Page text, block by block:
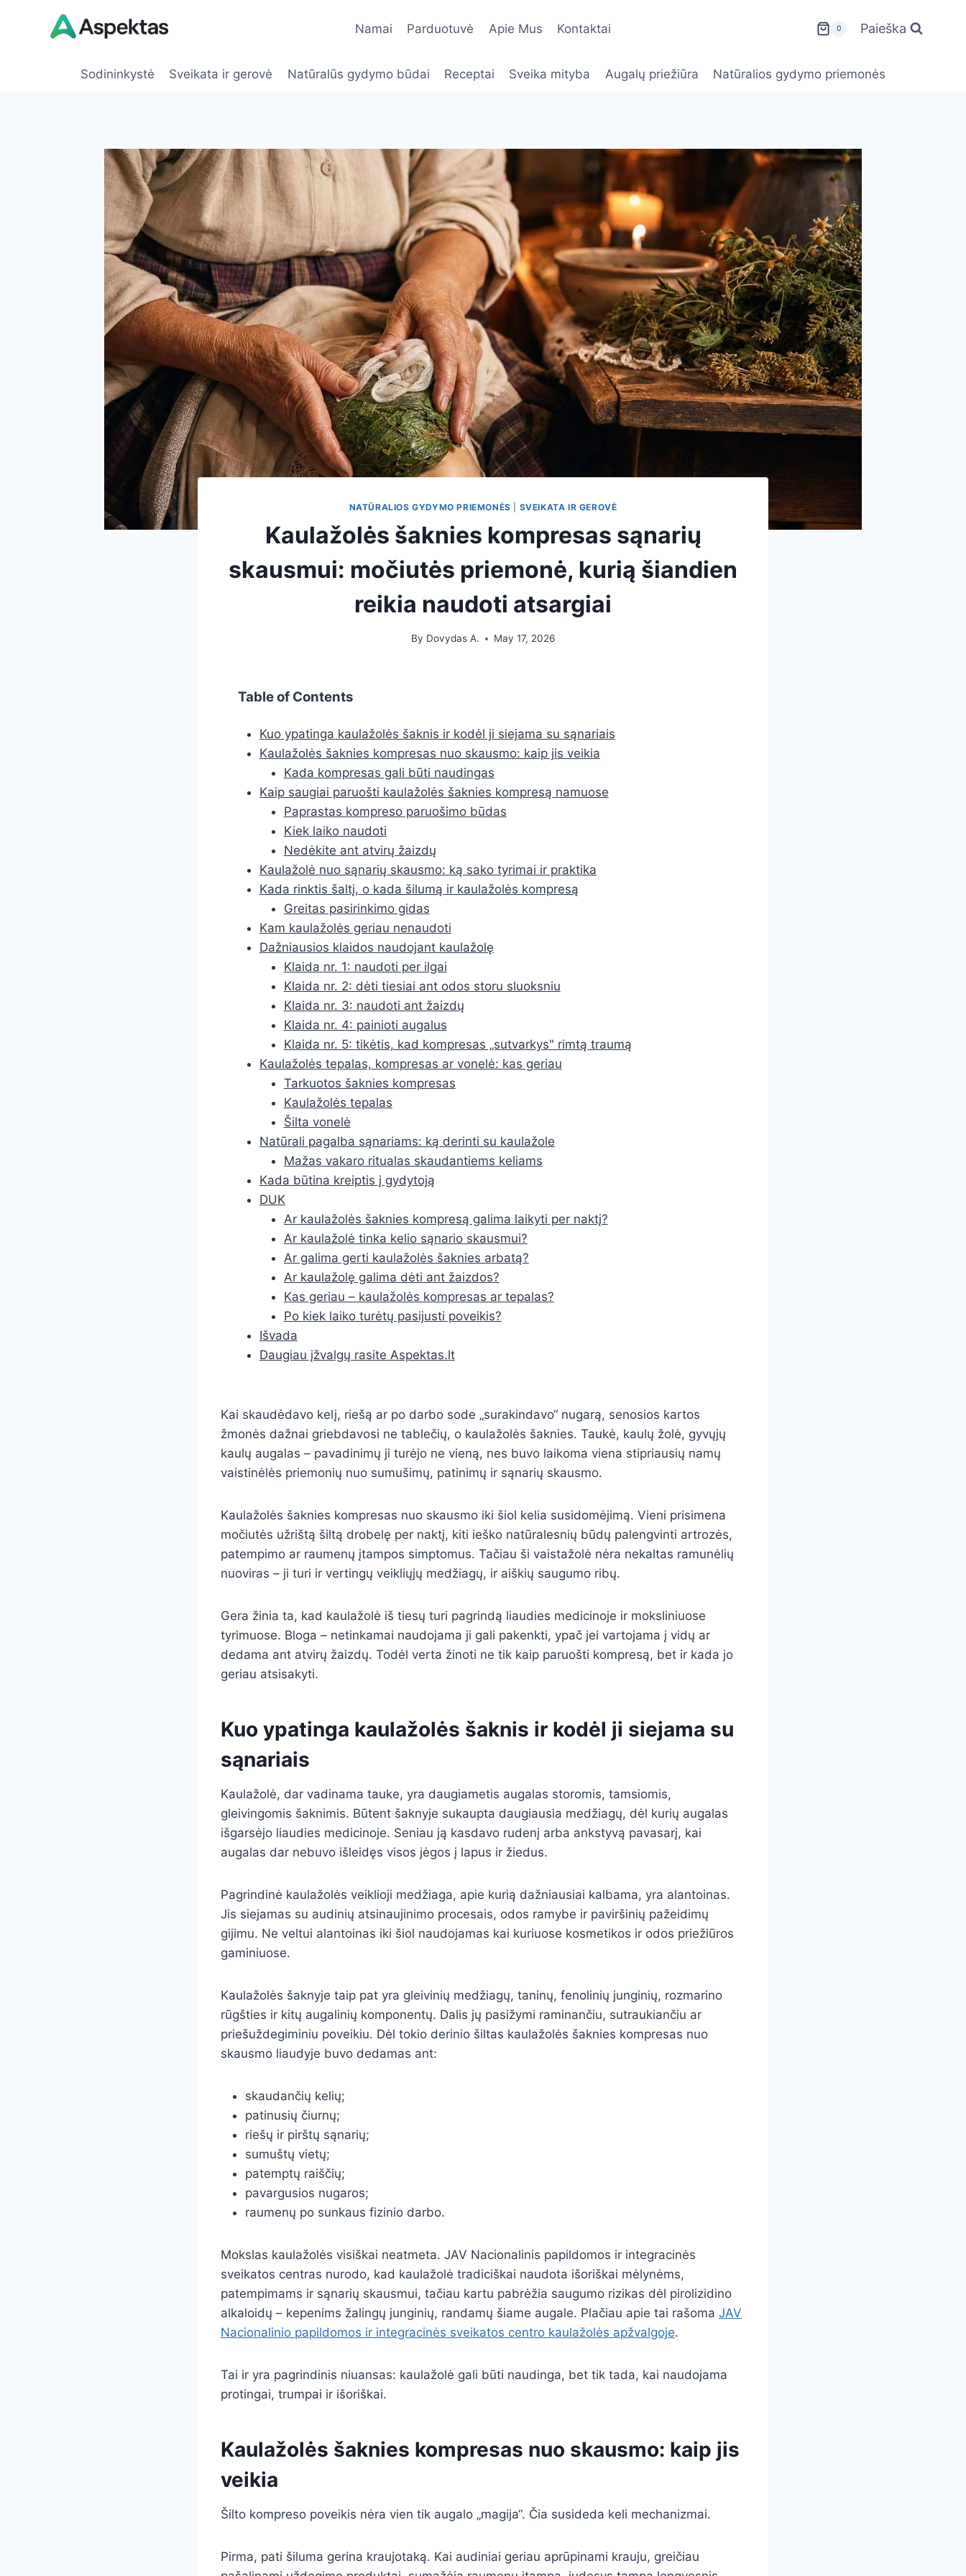
Namai Parduotuvė Apie Mus Kontaktai 0 Paieška
Sodininkystė Sveikata ir gerovė Natūralūs gydymo būdai Receptai Sveika mityba Augalų priežiūra Natūralios gydymo priemonės
NATŪRALIOS GYDYMO PRIEMONĖS SVEIKATA IR GEROVĖ
Kaulažolės šaknies kompresas sąnarių
skausmui: močiutės priemonė, kurią šiandien
reikia naudoti atsargiai
By Dovydas A. May 17, 2026
Table of Contents
Kuo ypatinga kaulažolės šaknis ir kodėl ji siejama su sąnariais
Kaulažolės šaknies kompresas nuo skausmo: kaip jis veikia
Kada kompresas gali būti naudingas
Kaip saugiai paruošti kaulažolės šaknies kompresą namuose
Paprastas kompreso paruošimo būdas
Kiek laiko naudoti
Nedėkite ant atvirų žaizdų
Kaulažolė nuo sąnarių skausmo: ką sako tyrimai ir praktika
Kada rinktis šaltį, o kada šilumą ir kaulažolės kompresą
Greitas pasirinkimo gidas
Kam kaulažolės geriau nenaudoti
Dažniausios klaidos naudojant kaulažolę
Klaida nr. 1: naudoti per ilgai
Klaida nr. 2: dėti tiesiai ant odos storu sluoksniu
Klaida nr. 3: naudoti ant žaizdų
Klaida nr. 4: painioti augalus
Klaida nr. 5: tikėtis, kad kompresas „sutvarkys" rimtą traumą
Kaulažolės tepalas, kompresas ar vonelė: kas geriau
Tarkuotos šaknies kompresas
Kaulažolės tepalas
Šilta vonelė
Natūrali pagalba sąnariams: ką derinti su kaulažole
Mažas vakaro ritualas skaudantiems keliams
Kada būtina kreiptis į gydytoją
DUK
Ar kaulažolės šaknies kompresą galima laikyti per naktį?
Ar kaulažolė tinka kelio sąnario skausmui?
Ar galima gerti kaulažolės šaknies arbatą?
Ar kaulažolę galima dėti ant žaizdos?
Kas geriau – kaulažolės kompresas ar tepalas?
Po kiek laiko turėtų pasijusti poveikis?
Išvada
Daugiau įžvalgų rasite Aspektas.lt
Kai skaudėdavo kelį, riešą ar po darbo sode „surakindavo“ nugarą, senosios kartos
žmonės dažnai griebdavosi ne tablečių, o kaulažolės šaknies. Taukė, kaulų žolė, gyvųjų
kaulų augalas – pavadinimų ji turėjo ne vieną, nes buvo laikoma viena stipriausių namų
vaistinėlės priemonių nuo sumušimų, patinimų ir sąnarių skausmo.
Kaulažolės šaknies kompresas nuo skausmo iki šiol kelia susidomėjimą. Vieni prisimena
močiutės užrištą šiltą drobelę per naktį, kiti ieško natūralesnių būdų palengvinti artrozės,
patempimo ar raumenų įtampos simptomus. Tačiau ši vaistažolė nėra nekaltas ramunėlių
nuoviras – ji turi ir vertingų veikliųjų medžiagų, ir aiškių saugumo ribų.
Gera žinia ta, kad kaulažolė iš tiesų turi pagrindą liaudies medicinoje ir moksliniuose
tyrimuose. Bloga – netinkamai naudojama ji gali pakenkti, ypač jei vartojama į vidų ar
dedama ant atvirų žaizdų. Todėl verta žinoti ne tik kaip paruošti kompresą, bet ir kada jo
geriau atsisakyti.
Kuo ypatinga kaulažolės šaknis ir kodėl ji siejama su
sąnariais
Kaulažolė, dar vadinama tauke, yra daugiametis augalas storomis, tamsiomis,
gleivingomis šaknimis. Būtent šaknyje sukaupta daugiausia medžiagų, dėl kurių augalas
išgarsėjo liaudies medicinoje. Seniau ją kasdavo rudenį arba ankstyvą pavasarį, kai
augalas dar nebuvo išleidęs visos jėgos į lapus ir žiedus.
Pagrindinė kaulažolės veiklioji medžiaga, apie kurią dažniausiai kalbama, yra alantoinas.
Jis siejamas su audinių atsinaujinimo procesais, odos ramybe ir paviršinių pažeidimų
gijimu. Ne veltui alantoinas iki šiol naudojamas kai kuriuose kosmetikos ir odos priežiūros
gaminiuose.
Kaulažolės šaknyje taip pat yra gleivinių medžiagų, taninų, fenolinių junginių, rozmarino
rūgšties ir kitų augalinių komponentų. Dalis jų pasižymi raminančiu, sutraukiančiu ar
priešuždegiminiu poveikiu. Dėl tokio derinio šiltas kaulažolės šaknies kompresas nuo
skausmo liaudyje buvo dedamas ant:
skaudančių kelių;
patinusių čiurnų;
riešų ir pirštų sąnarių;
sumuštų vietų;
patemptų raiščių;
pavargusios nugaros;
raumenų po sunkaus fizinio darbo.
Mokslas kaulažolės visiškai neatmeta. JAV Nacionalinis papildomos ir integracinės
sveikatos centras nurodo, kad kaulažolė tradiciškai naudota išoriškai mėlynėms,
patempimams ir sąnarių skausmui, tačiau kartu pabrėžia saugumo rizikas dėl pirolizidino
alkaloidų – kepenims žalingų junginių, randamų šiame augale. Plačiau apie tai rašoma JAV
Nacionalinio papildomos ir integracinės sveikatos centro kaulažolės apžvalgoje.
Tai ir yra pagrindinis niuansas: kaulažolė gali būti naudinga, bet tik tada, kai naudojama
protingai, trumpai ir išoriškai.
Kaulažolės šaknies kompresas nuo skausmo: kaip jis
veikia
Šilto kompreso poveikis nėra vien tik augalo „magija“. Čia susideda keli mechanizmai.
Pirma, pati šiluma gerina kraujotaką. Kai audiniai geriau aprūpinami krauju, greičiau